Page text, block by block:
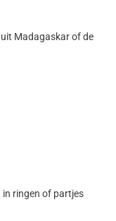
Madagaskar of de
in ringen of partjes